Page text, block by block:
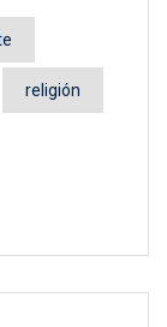
religión